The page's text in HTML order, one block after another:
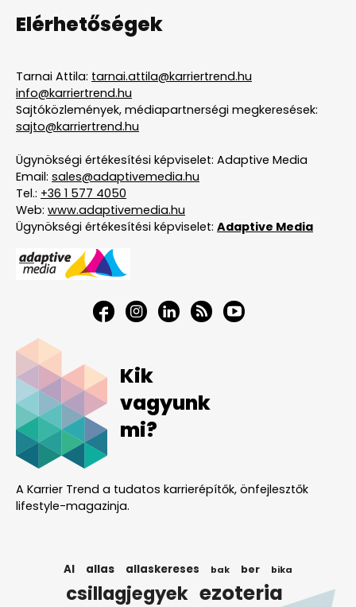
Elérhetőségek
Tarnai Attila: tarnai.attila@karriertrend.hu
info@karriertrend.hu
Sajtóközlemények, médiapartnerségi megkeresések:
sajto@karriertrend.hu
Ügynökségi értékesítési képviselet: Adaptive Media
Email: sales@adaptivemedia.hu
Tel.: +36 1 577 4050
Web: www.adaptivemedia.hu
Ügynökségi értékesítési képviselet: Adaptive Media
Kik
vagyunk
mi?
A Karrier Trend a tudatos karrierépítők, önfejlesztők
lifestyle-magazinja.
AI allas allaskereses bak ber bika
csillagjegyek ezoteria